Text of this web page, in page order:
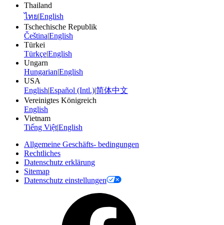
Thailand
ไทย|English
Tschechische Republik
Čeština|English
Türkei
Türkçe|English
Ungarn
Hungarian|English
USA
English|Español (Intl.)|简体中文
Vereinigtes Königreich
English
Vietnam
Tiếng Việt|English
Allgemeine Geschäfts- bedingungen
Rechtliches
Datenschutz erklärung
Sitemap
Datenschutz einstellungen